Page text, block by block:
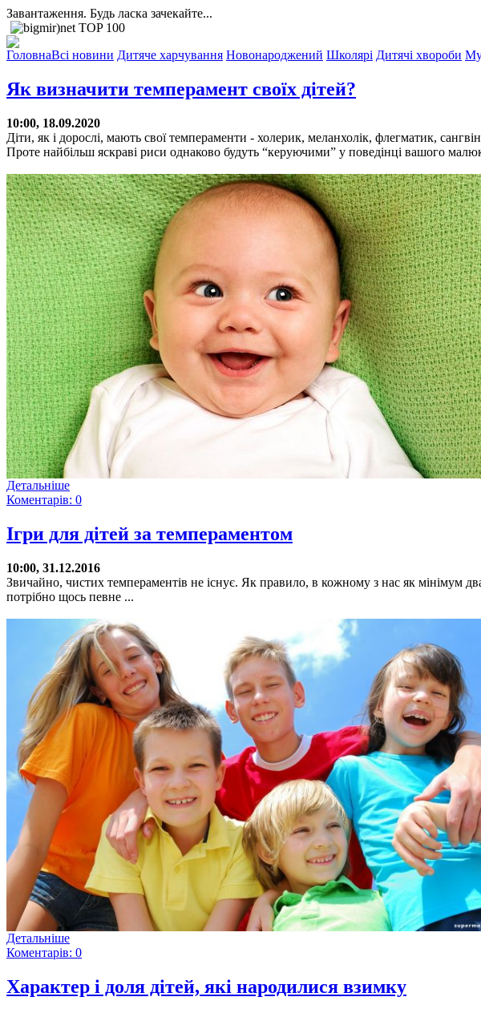
Завантаження. Будь ласка зачекайте...
ГоловнаВсі новини Дитяче харчування Новонароджений Школярі Дитячі хвороби
Як визначити темперамент своїх дітей?
10:00, 18.09.2020
Діти, як і дорослі, мають свої темпераменти - холерик, меланхолік, флегматик,
Проте найбільш яскраві риси однаково будуть “керуючими” у поведінці вашого
Детальніше
Коментарів: 0
Ігри для дітей за темпераментом
10:00, 31.12.2016
Звичайно, чистих темпераментів не існує. Як правило, в кожному з нас як мінімум
потрібно щось певне ...
Детальніше
Коментарів: 0
Характер і доля дітей, які народилися взимку